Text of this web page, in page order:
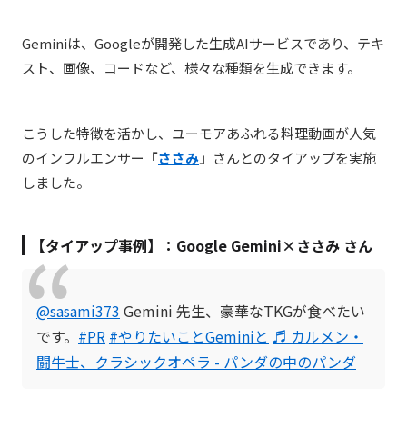
Geminiは、Googleが開発した生成AIサービスであり、テキ
スト、画像、コードなど、様々な種類を生成できます。
こうした特徴を活かし、ユーモアあふれる料理動画が人気
のインフルエンサー 「ささみ」 さんとのタイアップを実施
しました。
【タイアップ事例】：Google Gemini×ささみ さん
@sasami373 Gemini 先生、豪華なTKGが食べたい
です。 #PR #やりたいことGeminiと ♬ カルメン・
闘牛士、クラシックオペラ - パンダの中のパンダ